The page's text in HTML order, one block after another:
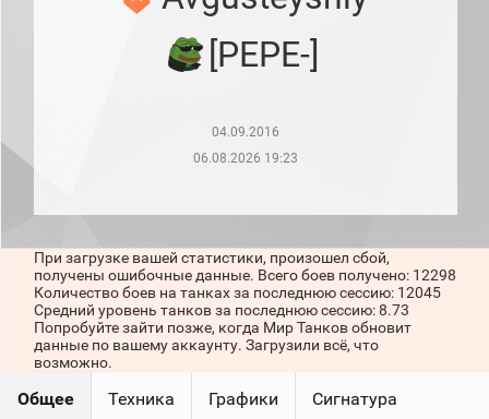
игроков
Кланы
Статистика
стримеров
Информация
[PEPE-]
04.09.2016
06.08.2026 19:23
При загрузке вашей статистики, произошел сбой,
получены ошибочные данные. Всего боев получено: 12298
Количество боев на танках за последнюю сессию: 12045
Средний уровень танков за последнюю сессию: 8.73
Попробуйте зайти позже, когда Мир Танков обновит
данные по вашему аккаунту. Загрузили всё, что
возможно.
Общее Техника Графики Сигнатура